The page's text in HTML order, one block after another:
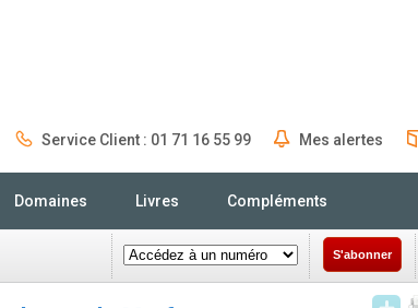
Service Client : 01 71 16 55 99 Mes alertes
Domaines Livres Compléments
S'abonner